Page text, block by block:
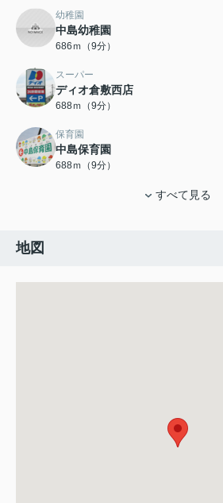
幼稚園
中島幼稚園
686ｍ（9分）
スーパー
ディオ倉敷西店
688ｍ（9分）
保育園
中島保育園
688ｍ（9分）
すべて見る
地図